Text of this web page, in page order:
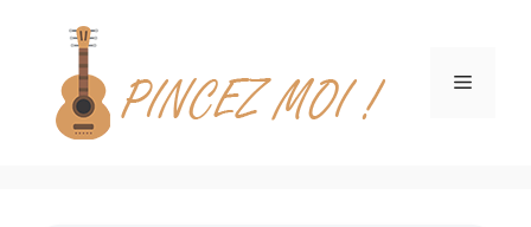
contenu
Menu